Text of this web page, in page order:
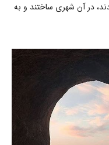
در آن شهری ساختند و به